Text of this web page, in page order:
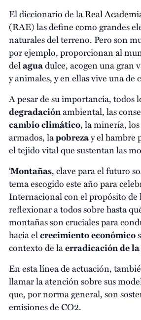
El diccionario de laReal
(RAE) las define como grandes
naturales del terreno. Pero son
por ejemplo, proporcionan al
delaguadulce, acogen una gran
y animales, y en ellas vive una de
A pesar de su importancia, todos
degradaciónambiental, las
cambio climático, la minería,
armados, lapobrezay el hambre
el tejido vital que sustentan las
‘Montañas, clave para el futuro
tema escogido este año para
Internacional con el propósito de
reflexionar a todos sobre hasta
montañas son cruciales para
hacia elcrecimiento económico
contexto de laerradicación de
En esta línea de actuación,
llamar la atención sobre sus
que, por norma general, son
emisiones de CO2.